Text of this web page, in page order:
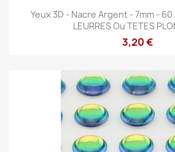
Yeux 3D - Nacre Argent - 7mm - 60
LEURRES Ou TETES
3,20 €